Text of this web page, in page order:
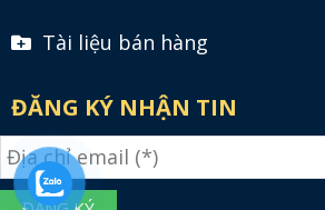
Tài liệu bán hàng
ĐĂNG KÝ NHẬN TIN